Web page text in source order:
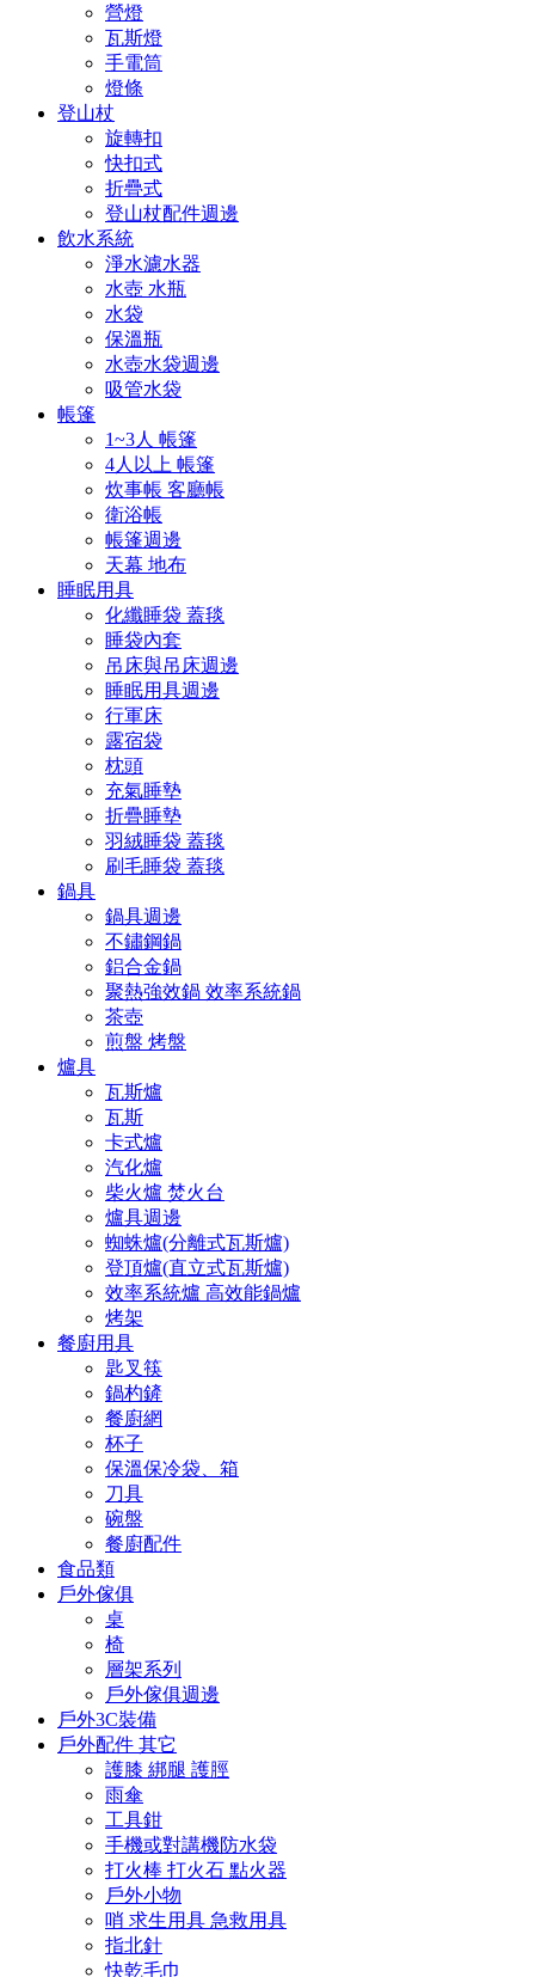
營燈
瓦斯燈
手電筒
燈條
登山杖
旋轉扣
快扣式
折疊式
登山杖配件週邊
飲水系統
淨水濾水器
水壺 水瓶
水袋
保溫瓶
水壺水袋週邊
吸管水袋
帳篷
1~3人 帳篷
4人以上 帳篷
炊事帳 客廳帳
衛浴帳
帳篷週邊
天幕 地布
睡眠用具
化纖睡袋 蓋毯
睡袋內套
吊床與吊床週邊
睡眠用具週邊
行軍床
露宿袋
枕頭
充氣睡墊
折疊睡墊
羽絨睡袋 蓋毯
刷毛睡袋 蓋毯
鍋具
鍋具週邊
不鏽鋼鍋
鋁合金鍋
聚熱強效鍋 效率系統鍋
茶壺
煎盤 烤盤
爐具
瓦斯爐
瓦斯
卡式爐
汽化爐
柴火爐 焚火台
爐具週邊
蜘蛛爐(分離式瓦斯爐)
登頂爐(直立式瓦斯爐)
效率系統爐 高效能鍋爐
烤架
餐廚用具
匙叉筷
鍋杓鏟
餐廚網
杯子
保溫保冷袋、箱
刀具
碗盤
餐廚配件
食品類
戶外傢俱
桌
椅
層架系列
戶外傢俱週邊
戶外3C裝備
戶外配件 其它
護膝 綁腿 護脛
雨傘
工具鉗
手機或對講機防水袋
打火棒 打火石 點火器
戶外小物
哨 求生用具 急救用具
指北針
快乾毛巾